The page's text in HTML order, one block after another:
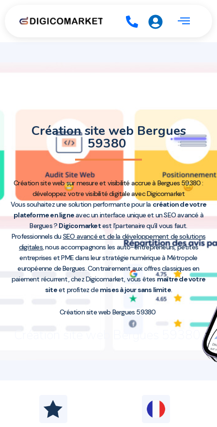
Création site web Bergues
59380
Création site web sur mesure et visibilité accrue à Bergues 59380 :
développez votre visibilité digitale avec Digicomarket
Vous souhaitez une solution performante pour la création de votre
plateforme en ligneavec un interface unique et un SEO avancé à
Bergues ? Digicomarketest l’partenaire qu’il vous faut.
Professionnels duSEO avancé et de la développement de solutions
digitales, nous accompagnons les auto-entrepreneurs, petites
entreprises et PME dans leur stratégie numérique à Métropole
européenne de Bergues. Contrairement aux offres classiques en
paiement récurrent, chez Digicomarket, vous êtesmaître de votre
siteet profitez de mises à jour sans limite.
Création site web Bergues 59380
Création site web Bergues 59380